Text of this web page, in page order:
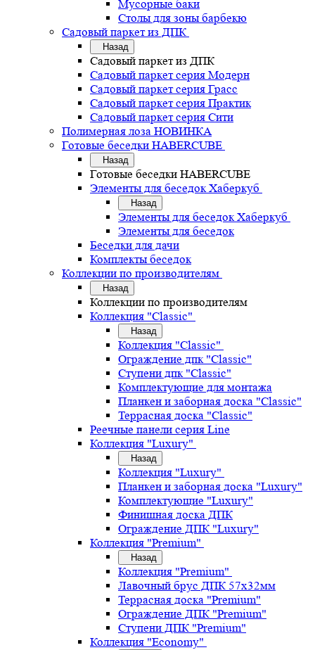
Мусорные баки
Столы для зоны барбекю
Садовый паркет из ДПК
Назад
Садовый паркет из ДПК
Садовый паркет серия Mодерн
Садовый паркет серия Грасс
Садовый паркет серия Практик
Садовый паркет серия Сити
Полимерная лоза НОВИНКА
Готовые беседки HABERCUBE
Назад
Готовые беседки HABERCUBE
Элементы для беседок Хаберкуб
Назад
Элементы для беседок Хаберкуб
Элементы для беседок
Беседки для дачи
Комплекты беседок
Коллекции по производителям
Назад
Коллекции по производителям
Коллекция "Classic"
Назад
Коллекция "Classic"
Ограждение дпк "Classic"
Ступени дпк "Classic"
Комплектующие для монтажа
Планкен и заборная доска "Classic"
Террасная доска "Classic"
Реечные панели серия Line
Коллекция "Luxury"
Назад
Коллекция "Luxury"
Планкен и заборная доска "Luxury"
Комплектующие "Luxury"
Финишная доска ДПК
Ограждение ДПК "Luxury"
Коллекция "Premium"
Назад
Коллекция "Premium"
Лавочный брус ДПК 57х32мм
Террасная доска "Premium"
Ограждение ДПК "Premium"
Ступени ДПК "Premium"
Коллекция "Economy"